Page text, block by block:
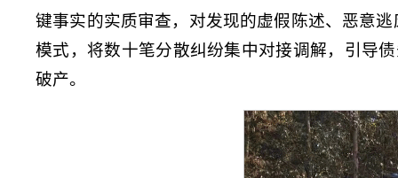
键事实的实质审查，对发现的虚假陈述、恶意
模式，将数十笔分散纠纷集中对接调解，引导
破产。